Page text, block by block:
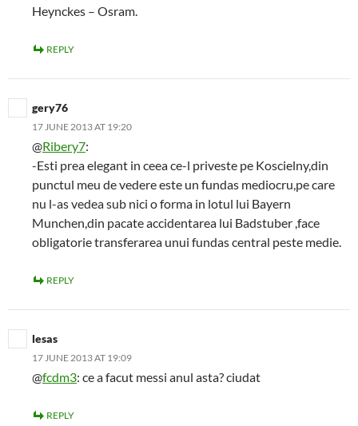
Heynckes – Osram.
REPLY
gery76
17 JUNE 2013 AT 19:20
@Ribery7:
-Esti prea elegant in ceea ce-l priveste pe Koscielny,din
punctul meu de vedere este un fundas mediocru,pe care
nu l-as vedea sub nici o forma in lotul lui Bayern
Munchen,din pacate accidentarea lui Badstuber ,face
obligatorie transferarea unui fundas central peste medie.
REPLY
lesas
17 JUNE 2013 AT 19:09
@fcdm3: ce a facut messi anul asta? ciudat
REPLY